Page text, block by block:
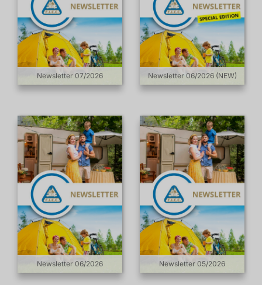
Newsletter 07/2026 Newsletter 06/2026 (NEW)
Newsletter 06/2026 Newsletter 05/2026